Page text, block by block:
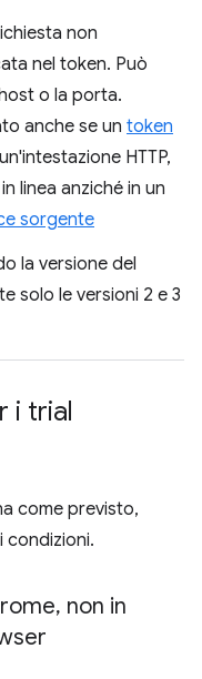
non
nel token. Può
o la porta.
anche se un token
HTTP,
linea anziché in un
sorgente
la versione del
solo le versioni 2 e 3
i trial
come previsto,
condizioni.
, non in